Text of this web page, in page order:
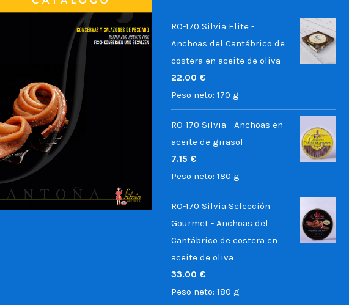
RO-170 Silvia Elite -
Anchoas del Cantábrico de
costera en aceite de oliva
22.00 €
Peso neto: 170 g
RO-170 Silvia - Anchoas en
aceite de girasol
7.15 €
Peso neto: 180 g
RO-170 Silvia Selección
Gourmet - Anchoas del
Cantábrico de costera en
aceite de oliva
33.00 €
Peso neto: 180 g